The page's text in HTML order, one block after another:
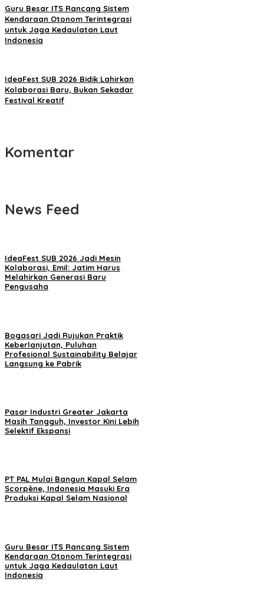
Guru Besar ITS Rancang Sistem
Kendaraan Otonom Terintegrasi
untuk Jaga Kedaulatan Laut
Indonesia
IdeaFest SUB 2026 Bidik Lahirkan
Kolaborasi Baru, Bukan Sekadar
Festival Kreatif
Komentar
News Feed
IdeaFest SUB 2026 Jadi Mesin
Kolaborasi, Emil: Jatim Harus
Melahirkan Generasi Baru
Pengusaha
Bogasari Jadi Rujukan Praktik
Keberlanjutan, Puluhan
Profesional Sustainability Belajar
Langsung ke Pabrik
Pasar Industri Greater Jakarta
Masih Tangguh, Investor Kini Lebih
Selektif Ekspansi
PT PAL Mulai Bangun Kapal Selam
Scorpène, Indonesia Masuki Era
Produksi Kapal Selam Nasional
Guru Besar ITS Rancang Sistem
Kendaraan Otonom Terintegrasi
untuk Jaga Kedaulatan Laut
Indonesia